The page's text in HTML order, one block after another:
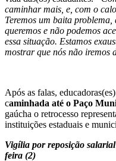
caminhar mais, e, com o
Teremos um baita problema,
queremos e não podemos
essa situação. Estamos
mostrar que nós não iremos
Após as falas,
caminhada até o Paço
gaúcha o retrocesso
instituições estaduais e
Vigília por reposição
feira (2)